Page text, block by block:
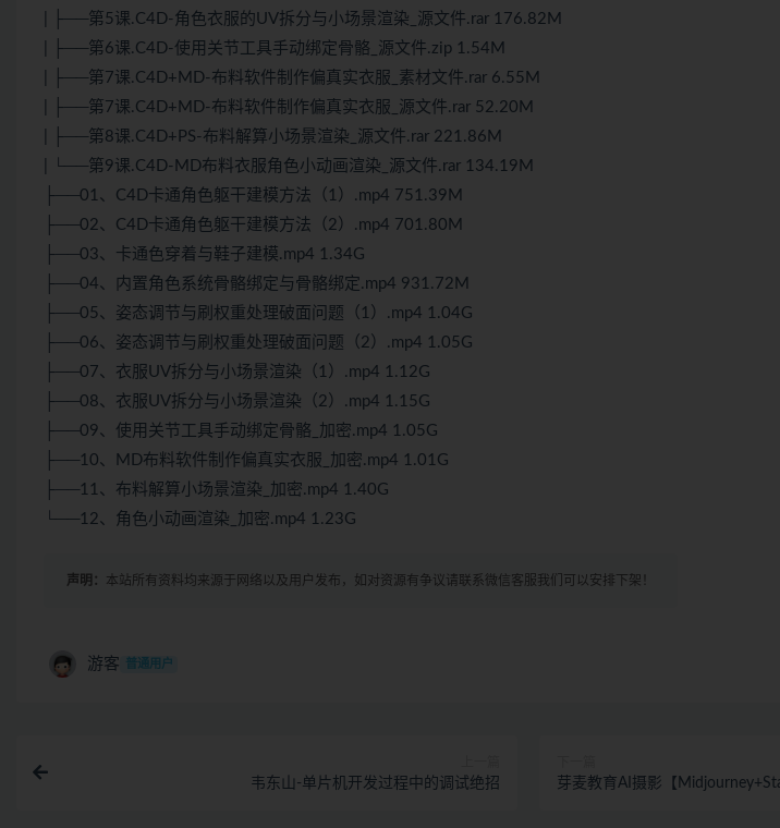
| ├──第5课.C4D-角色衣服的UV拆分与小场景渲染_源文件.rar 176.82M
| ├──第6课.C4D-使用关节工具手动绑定骨骼_源文件.zip 1.54M
| ├──第7课.C4D+MD-布料软件制作偏真实衣服_素材文件.rar 6.55M
| ├──第7课.C4D+MD-布料软件制作偏真实衣服_源文件.rar 52.20M
| ├──第8课.C4D+PS-布料解算小场景渲染_源文件.rar 221.86M
| └──第9课.C4D-MD布料衣服角色小动画渲染_源文件.rar 134.19M
├──01、C4D卡通角色躯干建模方法（1）.mp4 751.39M
├──02、C4D卡通角色躯干建模方法（2）.mp4 701.80M
├──03、卡通色穿着与鞋子建模.mp4 1.34G
├──04、内置角色系统骨骼绑定与骨骼绑定.mp4 931.72M
├──05、姿态调节与刷权重处理破面问题（1）.mp4 1.04G
├──06、姿态调节与刷权重处理破面问题（2）.mp4 1.05G
├──07、衣服UV拆分与小场景渲染（1）.mp4 1.12G
├──08、衣服UV拆分与小场景渲染（2）.mp4 1.15G
├──09、使用关节工具手动绑定骨骼_加密.mp4 1.05G
├──10、MD布料软件制作偏真实衣服_加密.mp4 1.01G
├──11、布料解算小场景渲染_加密.mp4 1.40G
└──12、角色小动画渲染_加密.mp4 1.23G
声明： 本站所有资料均来源于网络以及用户发布，如对资源有争议请联系微信客服我们可以安排下架！
游客 普通用户
韦东山-单片机开发过程中的调试绝招
芽麦教育AI摄影【